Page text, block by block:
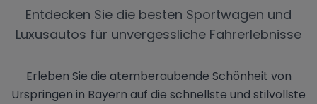
Entdecken Sie die besten Sportwagen und
Luxusautos für unvergessliche Fahrerlebnisse
Erleben Sie die atemberaubende Schönheit von
Urspringen in Bayern auf die schnellste und stilvollste